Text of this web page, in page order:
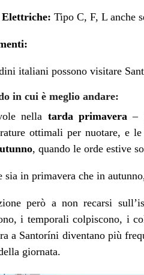
Elettriche: Tipo C, F, L anche
italiani possono visitare
in cui è meglio andare:
nella tarda primavera –
ottimali per nuotare, e
, quando le orde estive
sia in primavera che in
però a non recarsi
i temporali colpiscono, i
a Santoríni diventano più
giornata.